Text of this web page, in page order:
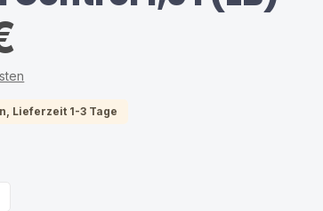
Lieferzeit 1-3 Tage